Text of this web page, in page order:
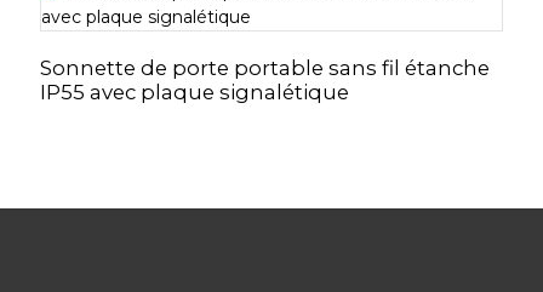
Sonnette de porte portable sans fil étanche
IP55 avec plaque signalétique